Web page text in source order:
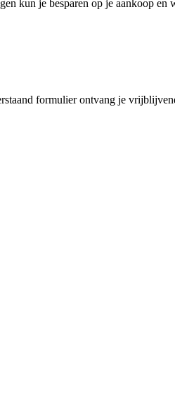
kun je besparen op je aankoop en
formulier ontvang je